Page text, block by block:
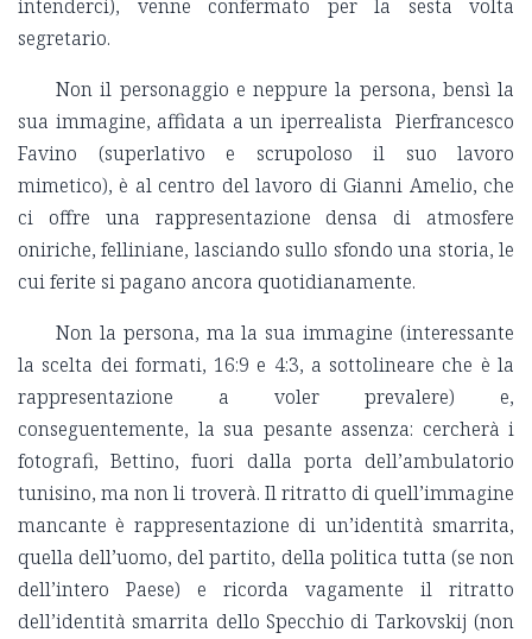
intenderci), venne confermato per la sesta volta
segretario.
Non il personaggio e neppure la persona, bensì la
sua immagine, affidata a un iperrealista Pierfrancesco
Favino (superlativo e scrupoloso il suo lavoro
mimetico), è al centro del lavoro di Gianni Amelio, che
ci offre una rappresentazione densa di atmosfere
oniriche, felliniane, lasciando sullo sfondo una storia, le
cui ferite si pagano ancora quotidianamente.
Non la persona, ma la sua immagine (interessante
la scelta dei formati, 16:9 e 4:3, a sottolineare che è la
rappresentazione a voler prevalere) e,
conseguentemente, la sua pesante assenza: cercherà i
fotografi, Bettino, fuori dalla porta dell’ambulatorio
tunisino, ma non li troverà. Il ritratto di quell’immagine
mancante è rappresentazione di un’identità smarrita,
quella dell’uomo, del partito, della politica tutta (se non
dell’intero Paese) e ricorda vagamente il ritratto
dell’identità smarrita dello Specchio di Tarkovskij (non